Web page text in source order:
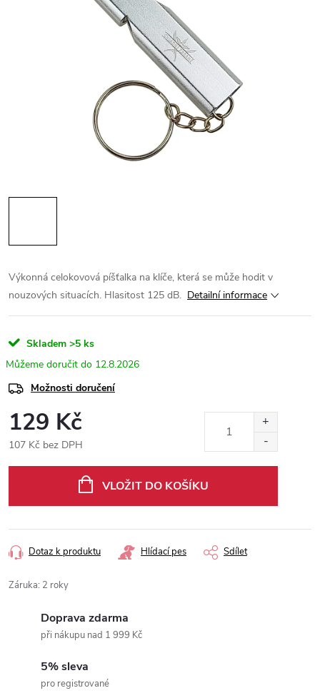
Výkonná celokovová píšťalka na klíče, která se může hodit v
nouzových situacích. Hlasitost 125 dB. Detailní informace
Skladem >5 ks
12.8.2026
Možnosti doručení
129 Kč
107 Kč bez DPH
VLOŽIT DO KOŠÍKU
Dotaz k produktu Hlídací pes Sdílet
Záruka: 2 roky
Doprava zdarma
při nákupu nad 1 999 Kč
5% sleva
pro registrované